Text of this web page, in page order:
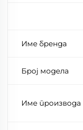
Име бренда
Број модела
Име производа